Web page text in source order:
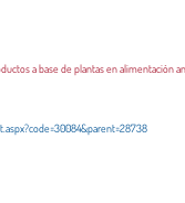
a base de plantas en alimentación